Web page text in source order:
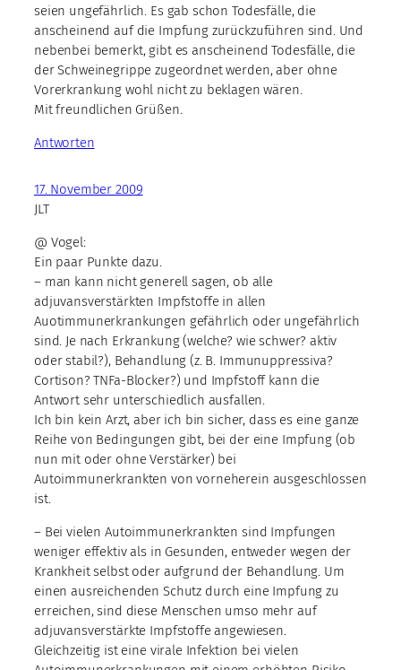
seien ungefährlich. Es gab schon Todesfälle, die
anscheinend auf die Impfung zurückzuführen sind. Und
nebenbei bemerkt, gibt es anscheinend Todesfälle, die
der Schweinegrippe zugeordnet werden, aber ohne
Vorerkrankung wohl nicht zu beklagen wären.
Mit freundlichen Grüßen.
Antworten
17. November 2009
JLT
@ Vogel:
Ein paar Punkte dazu.
– man kann nicht generell sagen, ob alle
adjuvansverstärkten Impfstoffe in allen
Auotimmunerkrankungen gefährlich oder ungefährlich
sind. Je nach Erkrankung (welche? wie schwer? aktiv
oder stabil?), Behandlung (z. B. Immunuppressiva?
Cortison? TNFa-Blocker?) und Impfstoff kann die
Antwort sehr unterschiedlich ausfallen.
Ich bin kein Arzt, aber ich bin sicher, dass es eine ganze
Reihe von Bedingungen gibt, bei der eine Impfung (ob
nun mit oder ohne Verstärker) bei
Autoimmunerkrankten von vorneherein ausgeschlossen
ist.
– Bei vielen Autoimmunerkrankten sind Impfungen
weniger effektiv als in Gesunden, entweder wegen der
Krankheit selbst oder aufgrund der Behandlung. Um
einen ausreichenden Schutz durch eine Impfung zu
erreichen, sind diese Menschen umso mehr auf
adjuvansverstärkte Impfstoffe angewiesen.
Gleichzeitig ist eine virale Infektion bei vielen